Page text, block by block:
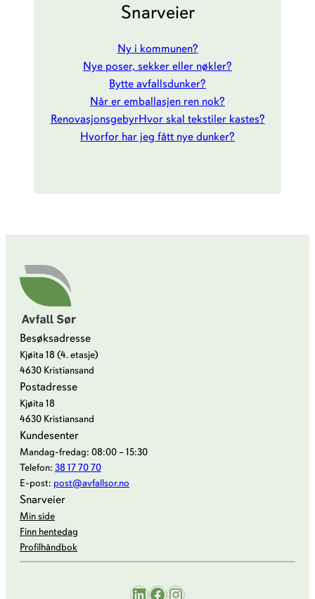
Snarveier
Ny i kommunen?
Nye poser, sekker eller nøkler?
Bytte avfallsdunker?
Når er emballasjen ren nok?
RenovasjonsgebyrHvor skal tekstiler kastes?
Hvorfor har jeg fått nye dunker?
Besøksadresse
Kjøita 18 (4. etasje)
4630 Kristiansand
Postadresse
Kjøita 18
4630 Kristiansand
Kundesenter
Mandag-fredag: 08:00 – 15:30
Telefon: 38 17 70 70
E-post: post@avfallsor.no
Snarveier
Min side
Finn hentedag
Profilhåndbok
LinkedIn Facebook Instagram